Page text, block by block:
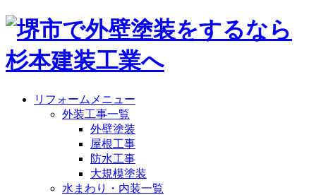
リフォームメニュー
外装工事一覧
外壁塗装
屋根工事
防水工事
大規模塗装
水まわり・内装一覧